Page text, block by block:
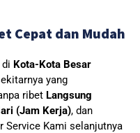
Cepat dan Mudah
Kota-Kota Besar
yang
ribet Langsung
(Jam Kerja), dan
Service Kami selanjutnya